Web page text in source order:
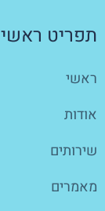
תפריט ראשי
ראשי
אודות
שירותים
מאמרים